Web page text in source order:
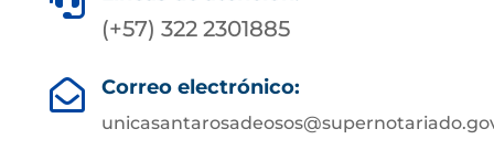
(+57) 322 2301885
 Correo electrónico: